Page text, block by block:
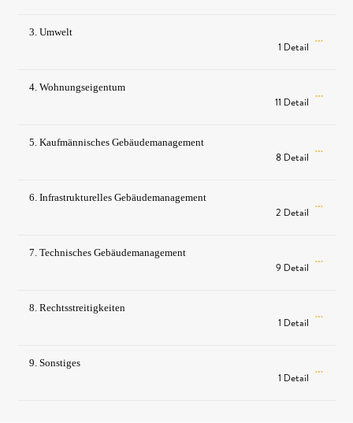
3. Umwelt
1 Detail
4. Wohnungseigentum
11 Detail
5. Kaufmännisches Gebäudemanagement
8 Detail
6. Infrastrukturelles Gebäudemanagement
2 Detail
7. Technisches Gebäudemanagement
9 Detail
8. Rechtsstreitigkeiten
1 Detail
9. Sonstiges
1 Detail